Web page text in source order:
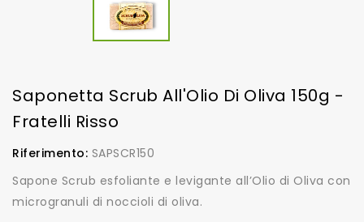
Saponetta Scrub All'Olio Di Oliva 150g -
Fratelli Risso
Riferimento: SAPSCR150
Sapone Scrub esfoliante e levigante all’Olio di Oliva con
microgranuli di noccioli di oliva.